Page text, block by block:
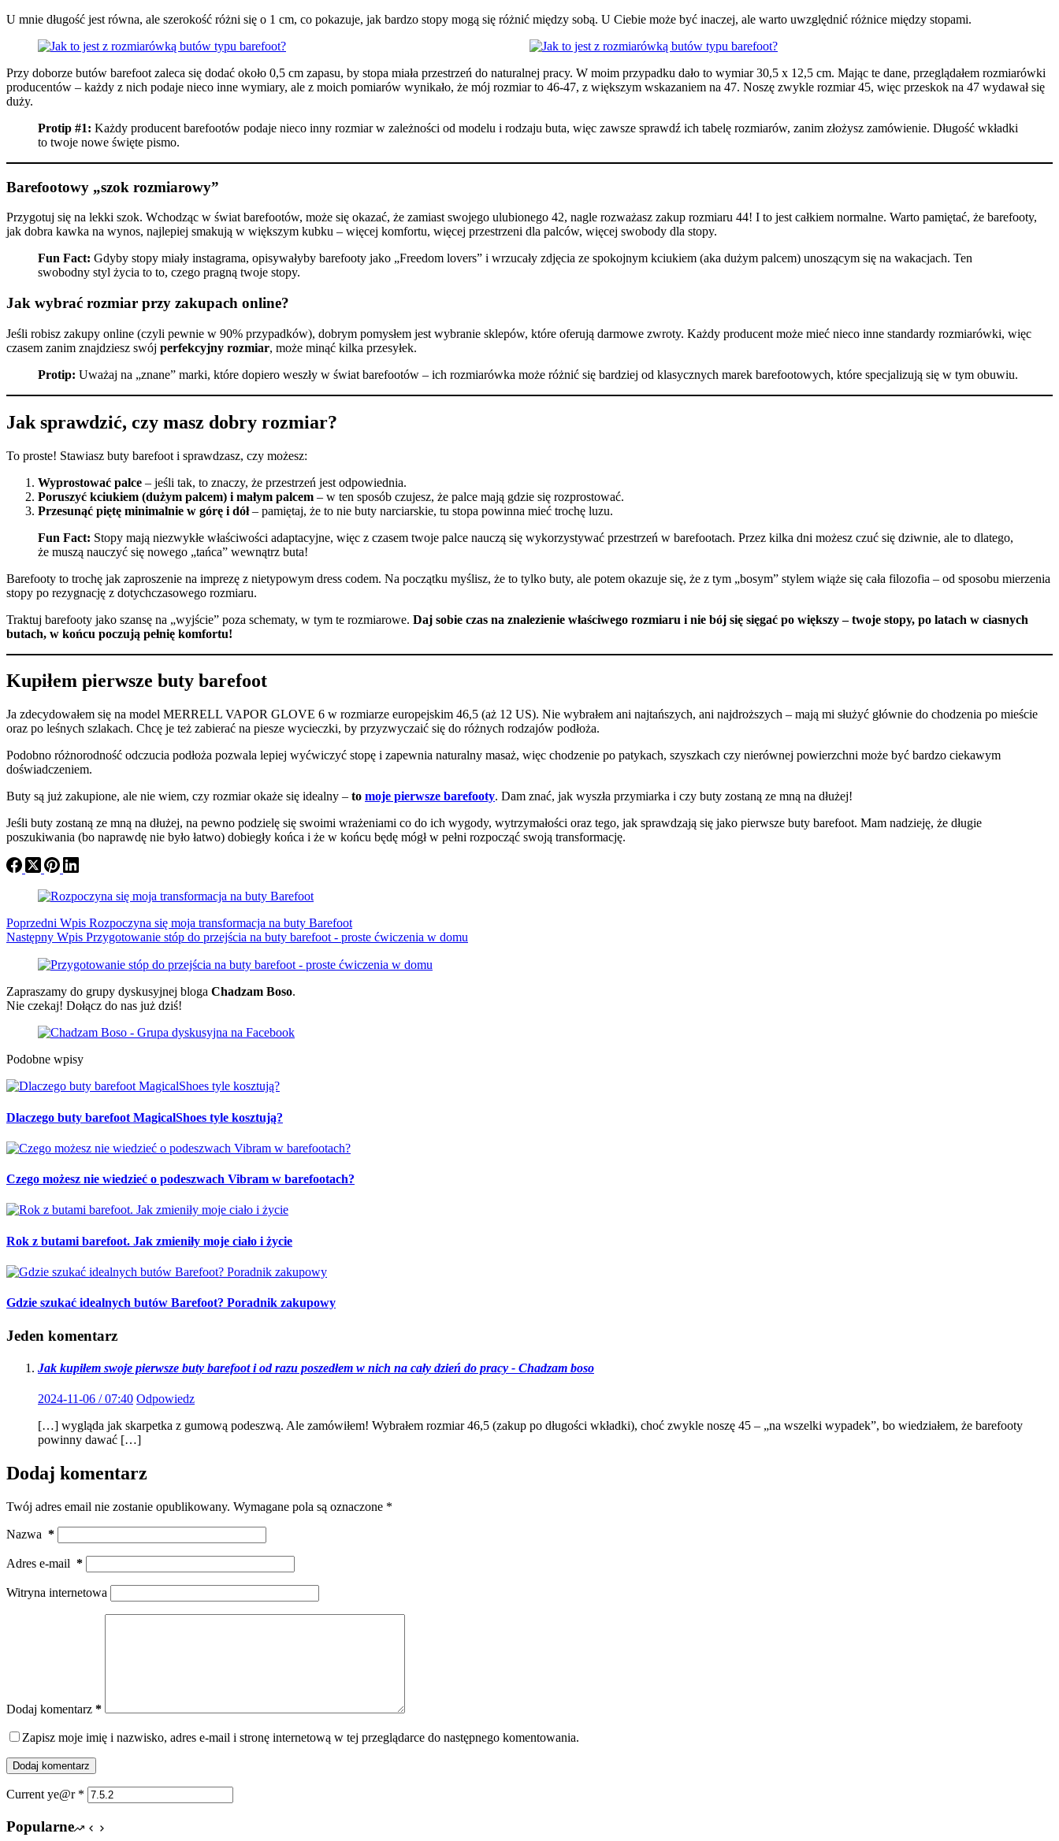
U mnie długość jest równa, ale szerokość różni się o 1 cm, co pokazuje, jak bardzo stopy mogą się różnić między sobą. U Ciebie może być inaczej, ale warto uwzględnić różnice między stopami.
Przy doborze butów barefoot zaleca się dodać około 0,5 cm zapasu, by stopa miała przestrzeń do naturalnej pracy. W moim przypadku dało to wymiar 30,5 x 12,5 cm. Mając te dane, przeglądałem rozmiarówki
producentów – każdy z nich podaje nieco inne wymiary, ale z moich pomiarów wynikało, że mój rozmiar to 46-47, z większym wskazaniem na 47. Noszę zwykle rozmiar 45, więc przeskok na 47 wydawał się
duży.
Protip #1: Każdy producent barefootów podaje nieco inny rozmiar w zależności od modelu i rodzaju buta, więc zawsze sprawdź ich tabelę rozmiarów, zanim złożysz zamówienie. Długość wkładki
to twoje nowe święte pismo.
Barefootowy „szok rozmiarowy”
Przygotuj się na lekki szok. Wchodząc w świat barefootów, może się okazać, że zamiast swojego ulubionego 42, nagle rozważasz zakup rozmiaru 44! I to jest całkiem normalne. Warto pamiętać, że barefooty,
jak dobra kawka na wynos, najlepiej smakują w większym kubku – więcej komfortu, więcej przestrzeni dla palców, więcej swobody dla stopy.
Fun Fact: Gdyby stopy miały instagrama, opisywałyby barefooty jako „Freedom lovers” i wrzucały zdjęcia ze spokojnym kciukiem (aka dużym palcem) unoszącym się na wakacjach. Ten
swobodny styl życia to to, czego pragną twoje stopy.
Jak wybrać rozmiar przy zakupach online?
Jeśli robisz zakupy online (czyli pewnie w 90% przypadków), dobrym pomysłem jest wybranie sklepów, które oferują darmowe zwroty. Każdy producent może mieć nieco inne standardy rozmiarówki, więc
czasem zanim znajdziesz swój perfekcyjny rozmiar, może minąć kilka przesyłek.
Protip: Uważaj na „znane” marki, które dopiero weszły w świat barefootów – ich rozmiarówka może różnić się bardziej od klasycznych marek barefootowych, które specjalizują się w tym obuwiu.
Jak sprawdzić, czy masz dobry rozmiar?
To proste! Stawiasz buty barefoot i sprawdzasz, czy możesz:
Wyprostować palce – jeśli tak, to znaczy, że przestrzeń jest odpowiednia.
Poruszyć kciukiem (dużym palcem) i małym palcem – w ten sposób czujesz, że palce mają gdzie się rozprostować.
Przesunąć piętę minimalnie w górę i dół– pamiętaj, że to nie buty narciarskie, tu stopa powinna mieć trochę luzu.
Fun Fact: Stopy mają niezwykłe właściwości adaptacyjne, więc z czasem twoje palce nauczą się wykorzystywać przestrzeń w barefootach. Przez kilka dni możesz czuć się dziwnie, ale to dlatego,
że muszą nauczyć się nowego „tańca” wewnątrz buta!
Barefooty to trochę jak zaproszenie na imprezę z nietypowym dress codem. Na początku myślisz, że to tylko buty, ale potem okazuje się, że z tym „bosym” stylem wiąże się cała filozofia – od sposobu mierzenia
stopy po rezygnację z dotychczasowego rozmiaru.
Traktuj barefooty jako szansę na „wyjście” poza schematy, w tym te rozmiarowe. Daj sobie czas na znalezienie właściwego rozmiaru i nie bój się sięgać po większy – twoje stopy, po latach w ciasnych
butach, w końcu poczują pełnię komfortu!
Kupiłem pierwsze buty barefoot
Ja zdecydowałem się na model MERRELL VAPOR GLOVE 6 w rozmiarze europejskim 46,5 (aż 12 US). Nie wybrałem ani najtańszych, ani najdroższych – mają mi służyć głównie do chodzenia po mieście
oraz po leśnych szlakach. Chcę je też zabierać na piesze wycieczki, by przyzwyczaić się do różnych rodzajów podłoża.
Podobno różnorodność odczucia podłoża pozwala lepiej wyćwiczyć stopę i zapewnia naturalny masaż, więc chodzenie po patykach, szyszkach czy nierównej powierzchni może być bardzo ciekawym
doświadczeniem.
Buty są już zakupione, ale nie wiem, czy rozmiar okaże się idealny – to moje pierwsze barefooty. Dam znać, jak wyszła przymiarka i czy buty zostaną ze mną na dłużej!
Jeśli buty zostaną ze mną na dłużej, na pewno podzielę się swoimi wrażeniami co do ich wygody, wytrzymałości oraz tego, jak sprawdzają się jako pierwsze buty barefoot. Mam nadzieję, że długie
poszukiwania (bo naprawdę nie było łatwo) dobiegły końca i że w końcu będę mógł w pełni rozpocząć swoją transformację.
Poprzedni Wpis Rozpoczyna się moja transformacja na buty Barefoot
Następny Wpis Przygotowanie stóp do przejścia na buty barefoot - proste ćwiczenia w domu
Zapraszamy do grupy dyskusyjnej bloga Chadzam Boso.
Nie czekaj! Dołącz do nas już dziś!
Podobne wpisy
Dlaczego buty barefoot MagicalShoes tyle kosztują?
Czego możesz nie wiedzieć o podeszwach Vibram w barefootach?
Rok z butami barefoot. Jak zmieniły moje ciało i życie
Gdzie szukać idealnych butów Barefoot? Poradnik zakupowy
Jeden komentarz
Jak kupiłem swoje pierwsze buty barefoot i od razu poszedłem w nich na cały dzień do pracy - Chadzam boso
2024-11-06 / 07:40 Odpowiedz
[…] wygląda jak skarpetka z gumową podeszwą. Ale zamówiłem! Wybrałem rozmiar 46,5 (zakup po długości wkładki), choć zwykle noszę 45 – „na wszelki wypadek”, bo wiedziałem, że barefooty
powinny dawać […]
Dodaj komentarz
Twój adres email nie zostanie opublikowany. Wymagane pola są oznaczone *
Nazwa *
Adres e-mail *
Witryna internetowa
Dodaj komentarz *
Zapisz moje imię i nazwisko, adres e-mail i stronę internetową w tej przeglądarce do następnego komentowania.
Dodaj komentarz
Current ye@r *
Popularne